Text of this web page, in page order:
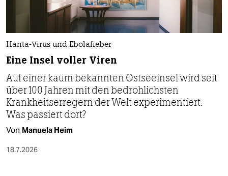
Hanta-Virus und Ebolafieber
Eine Insel voller Viren
Auf einer kaum bekannten Ostseeinsel wird seit
über 100 Jahren mit den bedrohlichsten
Krankheitserregern der Welt experimentiert.
Was passiert dort?
Von Manuela Heim
18.7.2026